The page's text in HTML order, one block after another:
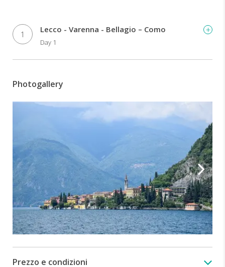
1 Lecco - Varenna - Bellagio – Como
Day 1
Photogallery
Prezzo e condizioni